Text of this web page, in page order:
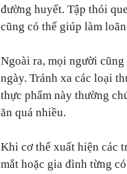
đường huyết. Tập thói
cũng có thể giúp làm
Ngoài ra, mọi người
ngày. Tránh xa các loại
thực phẩm này thường
ăn quá nhiều.
Khi cơ thể xuất hiện các
mắt hoặc gia đình từng